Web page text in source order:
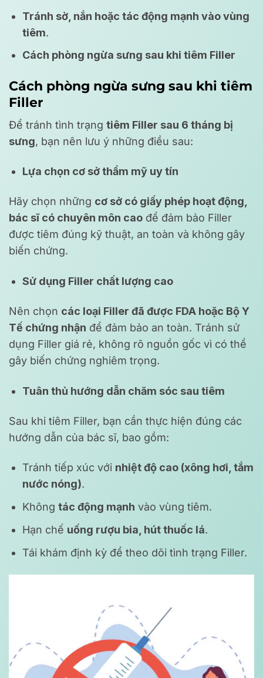
Tránh sờ, nắn hoặc tác động mạnh vào vùng
tiêm.
Cách phòng ngừa sưng sau khi tiêm Filler
Cách phòng ngừa sưng sau khi tiêm
Filler
Để tránh tình trạng tiêm Filler sau 6 tháng bị
sưng, bạn nên lưu ý những điều sau:
Lựa chọn cơ sở thẩm mỹ uy tín
Hãy chọn những cơ sở có giấy phép hoạt động,
bác sĩ có chuyên môn cao để đảm bảo Filler
được tiêm đúng kỹ thuật, an toàn và không gây
biến chứng.
Sử dụng Filler chất lượng cao
Nên chọn các loại Filler đã được FDA hoặc Bộ Y
Tế chứng nhận để đảm bảo an toàn. Tránh sử
dụng Filler giá rẻ, không rõ nguồn gốc vì có thể
gây biến chứng nghiêm trọng.
Tuân thủ hướng dẫn chăm sóc sau tiêm
Sau khi tiêm Filler, bạn cần thực hiện đúng các
hướng dẫn của bác sĩ, bao gồm:
Tránh tiếp xúc với nhiệt độ cao (xông hơi, tắm
nước nóng).
Khôngtác động mạnh vào vùng tiêm.
Hạn chế uống rượu bia, hút thuốc lá.
Tái khám định kỳ để theo dõi tình trạng Filler.